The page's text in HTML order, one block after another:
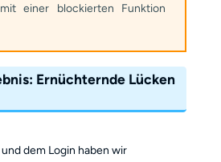
einer blockierten Funktion
Ernüchternde Lücken
dem Login haben wir